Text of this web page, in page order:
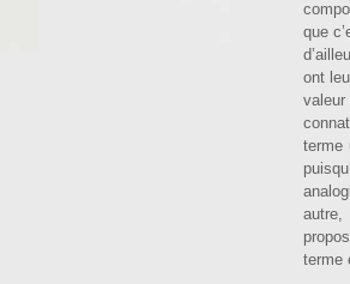
que
ont
terme
autre,
terme